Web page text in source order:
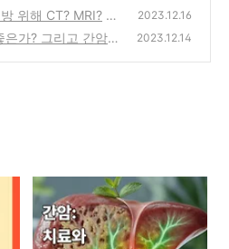
위해 CT? MRI? 2023.12.16
은가? 그리고 간암
2023.12.14